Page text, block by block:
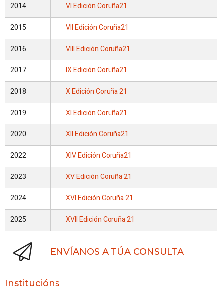
2014 VI Edición Coruña21
2015 VII Edición Coruña21
2016 VIII Edición Coruña21
2017 IX Edición Coruña21
2018 X Edición Coruña 21
2019 XI Edición Coruña21
2020 XII Edición Coruña21
2022 XIV Edición Coruña21
2023 XV Edición Coruña 21
2024 XVI Edición Coruña 21
2025 XVII Edición Coruña 21
ENVÍANOS A TÚA CONSULTA
Institucións